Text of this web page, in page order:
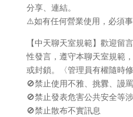
分享、連結。
⚠️如有任何營業使用，必須事
【中天聊天室規範】歡迎留
性發言，遵守本聊天室規範
或封鎖。〈管理員有權隨時修
🚫禁止使用不雅、挑釁、謾
🚫禁止發表危害公共安全等
🚫禁止散布不實訊息